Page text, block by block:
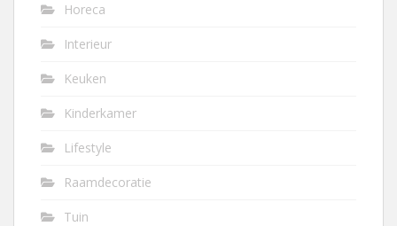
Horeca
Interieur
Keuken
Kinderkamer
Lifestyle
Raamdecoratie
Tuin